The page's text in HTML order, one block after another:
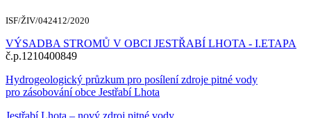
ISF/ŽIV/042412/2020
VÝSADBA STROMŮ V OBCI JESTŘABÍ LHOTA - I.ETAPA
č.p.1210400849
Hydrogeologický průzkum pro posílení zdroje pitné vody
pro zásobování obce Jestřabí Lhota
Jestřabí Lhota – nový zdroj pitné vody